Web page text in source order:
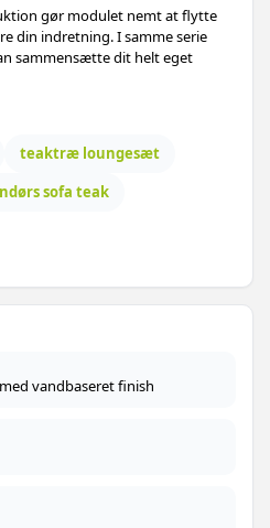
gør modulet nemt at flytte
din indretning. I samme serie
sammensætte dit helt eget
teaktræ loungesæt
sofa teak
vandbaseret finish